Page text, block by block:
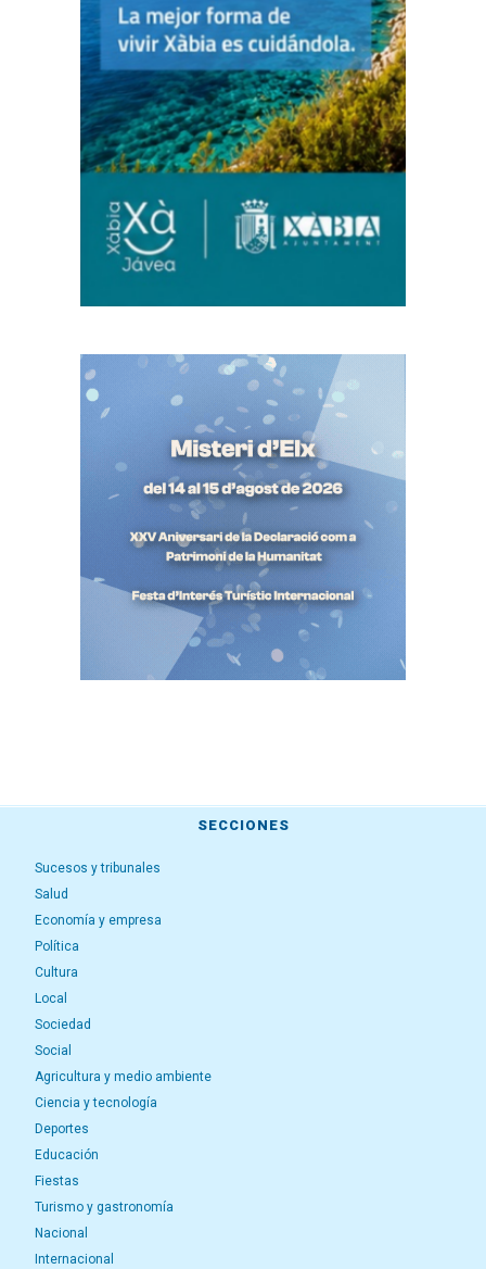
SECCIONES
Sucesos y tribunales
Salud
Economía y empresa
Política
Cultura
Local
Sociedad
Social
Agricultura y medio ambiente
Ciencia y tecnología
Deportes
Educación
Fiestas
Turismo y gastronomía
Nacional
Internacional